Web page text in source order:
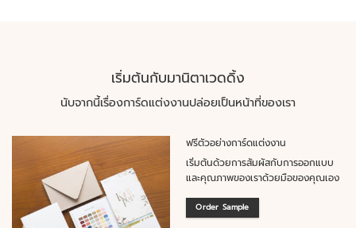
เริ่มต้นกับมานิตาเวดดิ้ง
นับจากนี้เรื่องการ์ดแต่งงานปล่อยเป็นหน้าที่ของเรา
ฟรีตัวอย่างการ์ดแต่งงาน
เริ่มต้นด้วยการสัมผัสกับการออกแบบ
และคุณภาพของเราด้วยมือของคุณเอง
Order Sample